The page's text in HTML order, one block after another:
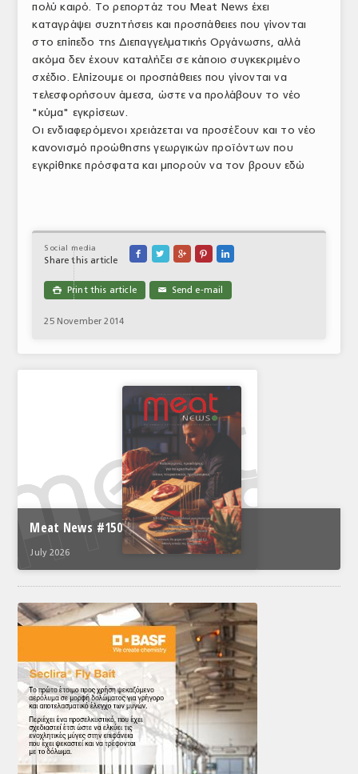
ΕΛΛΗΝΙΚΗ ΝΟΜΟΘΕΣΙΑ
ΕΥΡΩΠΑΪΚΗ ΝΟΜΟΘΕΣΙΑ
Profile
ΑΡΧΕΙΟ ΤΕΥΧΩΝ
πολύ καιρό. Το ρεπορτάζ του Meat News έχει
καταγράψει συζητήσεις και προσπάθειες που γίνονται
στο επίπεδο της Διεπαγγελματικής Οργάνωσης, αλλά
ακόμα δεν έχουν καταλήξει σε κάποιο συγκεκριμένο
σχέδιο. Ελπίζουμε οι προσπάθειες που γίνονται να
τελεσφορήσουν άμεσα, ώστε να προλάβουν το νέο
"κύμα" εγκρίσεων.
Οι ενδιαφερόμενοι χρειάζεται να προσέξουν και το νέο
κανονισμό προώθησης γεωργικών προϊόντων που
εγκρίθηκε πρόσφατα και μπορούν να τον βρουν εδώ
Social media
Share this article
    
 Print this article ✉ Send e-mail
25 November 2014
Meat News #150
July 2026